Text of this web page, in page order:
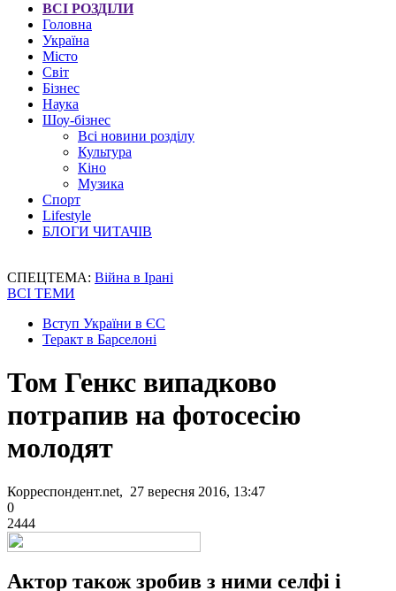
ВСІ РОЗДІЛИ
Головна
Україна
Місто
Світ
Бізнес
Наука
Шоу-бізнес
Всі новини розділу
Культура
Кіно
Музика
Спорт
Lifestyle
БЛОГИ ЧИТАЧІВ
СПЕЦТЕМА: Війна в Ірані
ВСІ ТЕМИ
Вступ України в ЄС
Теракт в Барселоні
Том Генкс випадково
потрапив на фотосесію
молодят
Корреспондент.net, 27 вересня 2016, 13:47
0
2444
Актор також зробив з ними селфі і